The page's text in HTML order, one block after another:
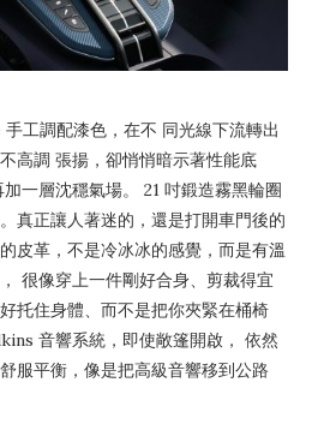
工調配漆色，在不 同光線下流轉出
高調 張揚，卻悄悄暗示著性能底
一層沈穩氣場。 21 吋鍛造霧黑輪圈
真正讓人著迷的，還是打開車門後的
皮革，不是冷冰冰的感覺，而是有溫
很像穿上一件剛好合身、剪裁得宜
托住身體、而不是把你夾緊在桶椅
音響系統，即使敞篷開啟， 依然
服平衡，像是把高級音響移到公路